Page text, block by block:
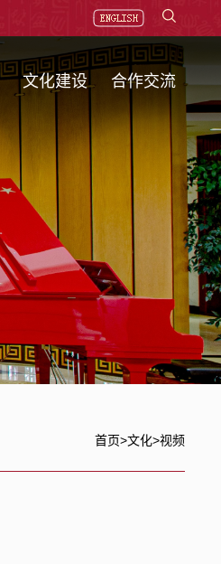
文化建设 合作交流
首页>文化>视频